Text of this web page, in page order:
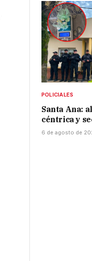
POLICIALES
Santa Ana:
céntrica y
6 de agosto de